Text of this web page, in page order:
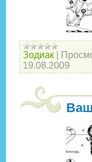
Зодиак
19.08.2009